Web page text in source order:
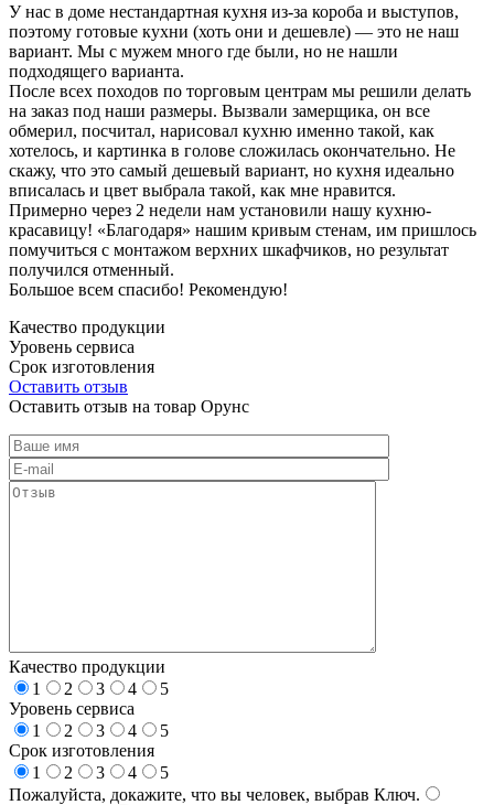
У нас в доме нестандартная кухня из-за короба и выступов,
поэтому готовые кухни (хоть они и дешевле) — это не наш
вариант. Мы с мужем много где были, но не нашли
подходящего варианта.
После всех походов по торговым центрам мы решили делать
на заказ под наши размеры. Вызвали замерщика, он все
обмерил, посчитал, нарисовал кухню именно такой, как
хотелось, и картинка в голове сложилась окончательно. Не
скажу, что это самый дешевый вариант, но кухня идеально
вписалась и цвет выбрала такой, как мне нравится.
Примерно через 2 недели нам установили нашу кухню-
красавицу! «Благодаря» нашим кривым стенам, им пришлось
помучиться с монтажом верхних шкафчиков, но результат
получился отменный.
Большое всем спасибо! Рекомендую!
Качество продукции
Уровень сервиса
Срок изготовления
Оставить отзыв
Оставить отзыв на товар Орунс
Качество продукции
1
2 3 4
5
Уровень сервиса
1
2 3 4
5
Срок изготовления
1
2 3 4
5
Пожалуйста, докажите, что вы человек, выбрав Ключ.